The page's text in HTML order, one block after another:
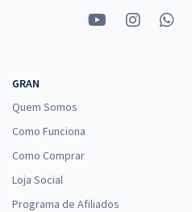
GRAN
Quem Somos
Como Funciona
Como Comprar
Loja Social
Programa de Afiliados